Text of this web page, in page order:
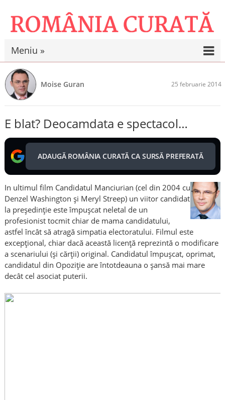
Meniu »
Moise Guran 25 februarie 2014
E blat? Deocamdata e spectacol…
ADAUGĂ ROMÂNIA CURATĂ CA SURSĂ PREFERATĂ
In ultimul film Candidatul Manciurian (cel din 2004 cu
Denzel Washington şi Meryl Streep) un viitor candidat
la preşedinţie este împuşcat neletal de un
profesionist tocmit chiar de mama candidatului,
astfel încât să atragă simpatia electoratului. Filmul este
excepţional, chiar dacă această licenţă reprezintă o modificare
a scenariului (şi cărţii) original. Candidatul împuşcat, oprimat,
candidatul din Opoziţie are întotdeauna o şansă mai mare
decât cel asociat puterii.